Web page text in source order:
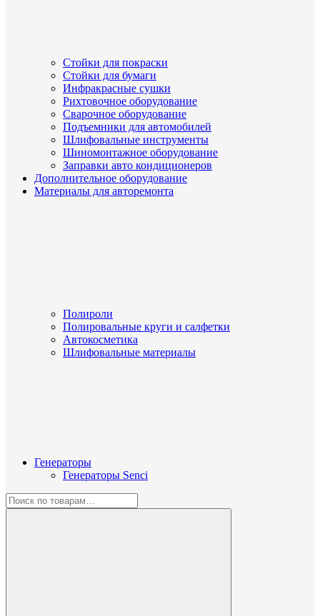
Стойки для покраски
Стойки для бумаги
Инфракрасные сушки
Рихтовочное оборудование
Сварочное оборудование
Подъемники для автомобилей
Шлифовальные инструменты
Шиномонтажное оборудование
Заправки авто кондиционеров
Дополнительное оборудование
Материалы для авторемонта
Полироли
Полировальные круги и салфетки
Автокосметика
Шлифовальные материалы
Генераторы
Генераторы Senci